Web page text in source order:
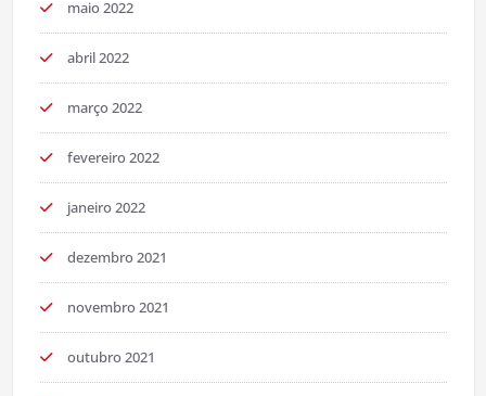
maio 2022
abril 2022
março 2022
fevereiro 2022
janeiro 2022
dezembro 2021
novembro 2021
outubro 2021